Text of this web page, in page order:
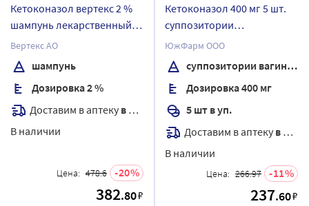
Кетоконазол вертекс 2 %
шампунь лекарственный
75 гр
Вертекс АО
шампунь
Дозировка 2 %
Доставим в аптеку в течение 7 дней
В наличии
Цена: 478.6 20
382.80₽
Кетоконазол 400 мг 5 шт.
суппозитории
вагинальные
ЮжФарм ООО
суппозитории вагинальные
Дозировка 400 мг
5 шт в уп.
Доставим в аптеку в течение 7 дней
В наличии
Цена: 266.97 11
237.60₽